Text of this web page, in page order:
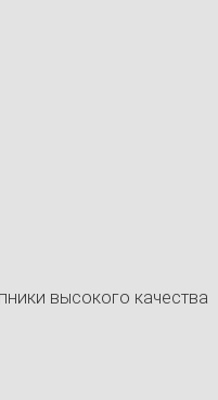
высокого качества